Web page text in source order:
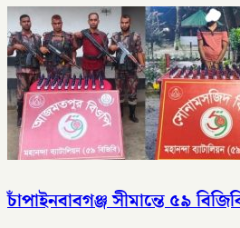
চাঁপাইনবাবগঞ্জ সীমান্তে ৫৯